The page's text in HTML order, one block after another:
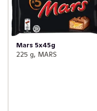
Mars 5x45g
225 g, MARS